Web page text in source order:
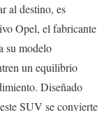
al destino, es
Opel, el fabricante
su modelo
un equilibrio
Diseñado
SUV se convierte